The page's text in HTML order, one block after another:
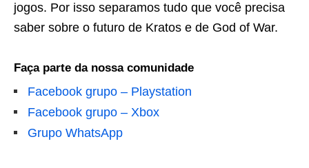
jogos. Por isso separamos tudo que você precisa
saber sobre o futuro de Kratos e de God of War.
Faça parte da nossa comunidade
Facebook grupo – Playstation
Facebook grupo – Xbox
Grupo WhatsApp